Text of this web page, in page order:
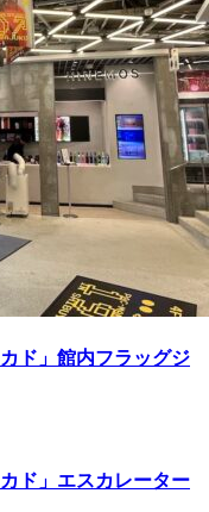
ド」館内フラッグジ
ド」エスカレーター